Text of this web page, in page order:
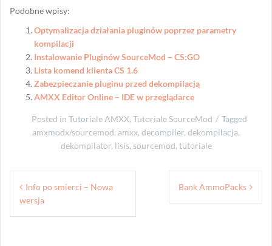
Podobne wpisy:
Optymalizacja działania pluginów poprzez parametry
kompilacji
Instalowanie Pluginów SourceMod – CS:GO
Lista komend klienta CS 1.6
Zabezpieczanie pluginu przed dekompilacją
AMXX Editor Online – IDE w przeglądarce
Posted in Tutoriale AMXX, Tutoriale SourceMod
Tagged
amxmodx/sourcemod, amxx, decompiler, dekompilacja,
dekompilator, lisis, sourcemod, tutoriale
Nawigacja
wpisu
Info po smierci – Nowa
wersja
Bank AmmoPacks